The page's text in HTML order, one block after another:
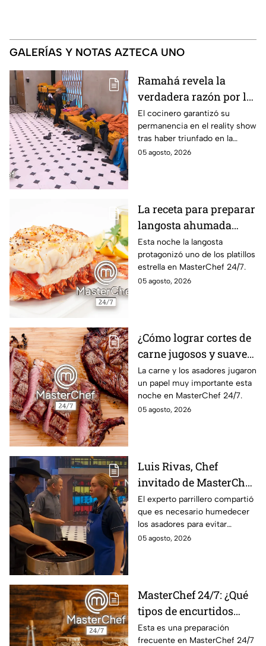
GALERÍAS Y NOTAS AZTECA UNO
Ramahá revela la
verdadera razón por la
que subió a Daniela al
balcón de MasterChef
24/7
El cocinero garantizó su
permanencia en el reality show
tras haber triunfado en la
pasada batalla por equipos
05 agosto, 2026
La receta para preparar
langosta ahumada
como en MasterChef
24/7
Esta noche la langosta
protagonizó uno de los platillos
estrella en MasterChef 24/7.
05 agosto, 2026
¿Cómo lograr cortes de
carne jugosos y suaves
al estilo MasterChef
24/7?
La carne y los asadores jugaron
un papel muy importante esta
noche en MasterChef 24/7.
05 agosto, 2026
Luis Rivas, Chef
invitado de MasterChef
24/7 destaca la
importancia del agua
para la preparación de
cualquier asado
El experto parrillero compartió
que es necesario humedecer
los asadores para evitar
accidentes
05 agosto, 2026
MasterChef 24/7: ¿Qué
tipos de encurtidos
hay?
Esta es una preparación
frecuente en MasterChef 24/7